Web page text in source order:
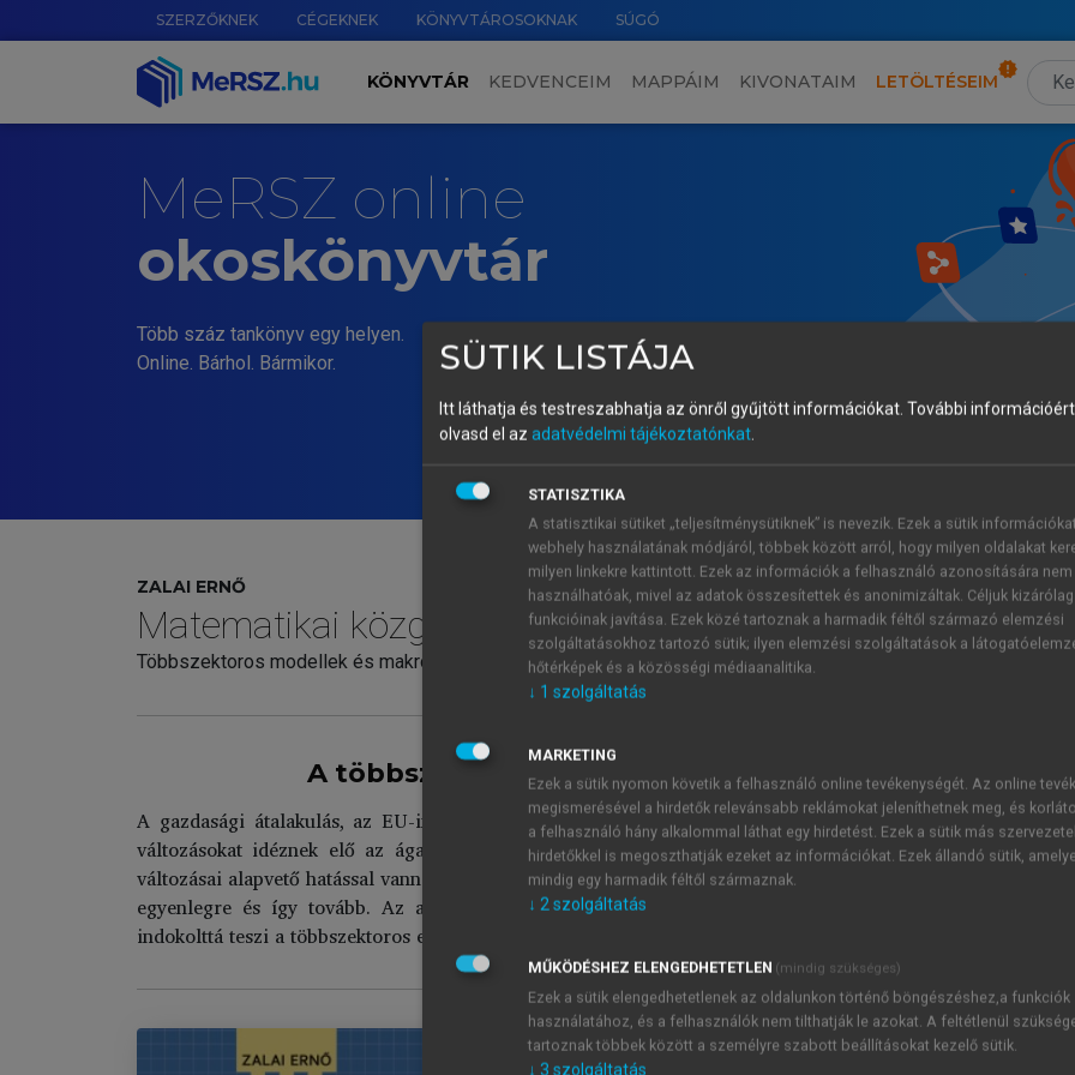
SZERZŐKNEK CÉGEKNEK KÖNYVTÁROSOKNAK SÚGÓ
KÖNYVTÁR KEDVENCEIM MAPPÁIM KIVONATAIM LETÖLTÉSEIM
MeRSZ online
okoskönyvtár
Több száz tankönyv egy helyen.
Online. Bárhol. Bármikor.
ZALAI ERNŐ
Matematikai közgazdaságtan II.
Többszektoros modellek és makrogazdasági elemzések
A többszektoros gazdasági modellek fejlődésének
A gazdasági átalakulás, az EU-integráció, a világgazdaság drámai eseményei (mint például az
változásokat idéznek elő az ágazati szerkezetben. Az egyes ágazatok markánsan eltérő technológiája
változásai alapvető hatással vannak a foglalkoztatottság szintjére és szerkezetére, a jövedelmek
egyenlegre és így tovább. Az aggregált makrogazdasági mutatószámok alakulása tehát alapvetően
indokolttá teszi a többszektoros elemzéseket és modelleket.
TARTALOMJEGYZÉK
SÜTIK LISTÁJA
Itt láthatja és testreszabhatja az önről gyűjtött információkat. További
olvasd el az adatvédelmi tájékoztatónkat.
STATISZTIKA
A statisztikai sütiket „teljesítménysütiknek” is nevezik. Ezek a sütik
webhely használatának módjáról, többek között arról, hogy milyen oldalakat
milyen linkekre kattintott. Ezek az információk a felhasználó azonosítására nem
használhatóak, mivel az adatok összesítettek és anonimizáltak. Céljuk
funkcióinak javítása. Ezek közé tartoznak a harmadik féltől származó elemzési
szolgáltatásokhoz tartozó sütik; ilyen elemzési szolgáltatások a
hőtérképek és a közösségi médiaanalitika.
↓ 1 szolgáltatás
MARKETING
Ezek a sütik nyomon követik a felhasználó online tevékenységét. Az online
megismerésével a hirdetők relevánsabb reklámokat jeleníthetnek meg, és
a felhasználó hány alkalommal láthat egy hirdetést. Ezek a sütik más
hirdetőkkel is megoszthatják ezeket az információkat. Ezek állandó sütik,
mindig egy harmadik féltől származnak.
↓ 2szolgáltatás
MŰKÖDÉSHEZ ELENGEDHETETLEN (mindig szükséges)
Ezek a sütik elengedhetetlenek az oldalunkon történő böngészéshez,a funkciók
használatához, és a felhasználók nem tilthatják le azokat. A feltétlenül
tartoznak többek között a személyre szabott beállításokat kezelő sütik.
↓ 3 szolgáltatás